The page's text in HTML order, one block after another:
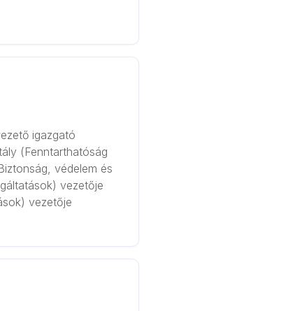
igazgató
(Fenntarthatóság
védelem és
vezetője
vezetője